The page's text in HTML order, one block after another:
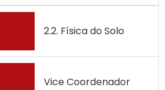
2.2. Física do Solo
Vice Coordenador